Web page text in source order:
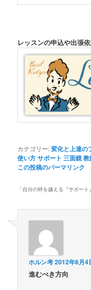
レッスンの申込や出張
カテゴリー:変化と上達の
使い方 サポート 三面鏡
この投稿のパーマリンク
「自分の枠を越える『サポート』
ホルン考2012年6月4
進むべき方向